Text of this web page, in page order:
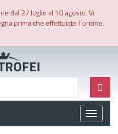
dal 27 luglio al 10 agosto. Vi
prima che effettuiate l´ordine.
Toggle